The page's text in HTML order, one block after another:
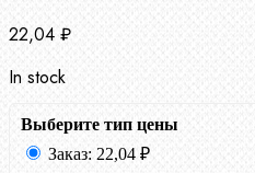
22,04 ₽
In stock
Выберите тип цены
Заказ: 22,04 ₽